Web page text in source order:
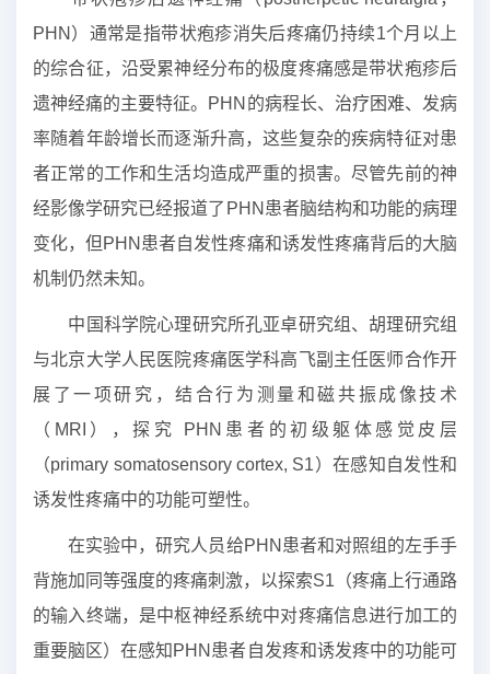
PHN）通常是指带状疱疹消失后疼痛仍持续1个月以上
的综合征，沿受累神经分布的极度疼痛感是带状疱疹后
遗神经痛的主要特征。PHN的病程长、治疗困难、发病
率随着年龄增长而逐渐升高，这些复杂的疾病特征对患
者正常的工作和生活均造成严重的损害。尽管先前的神
经影像学研究已经报道了PHN患者脑结构和功能的病理
变化，但PHN患者自发性疼痛和诱发性疼痛背后的大脑
机制仍然未知。
中国科学院心理研究所孔亚卓研究组、胡理研究组
与北京大学人民医院疼痛医学科高飞副主任医师合作开
展了一项研究，结合行为测量和磁共振成像技术
（MRI），探究 PHN患者的初级躯体感觉皮层
（primary somatosensory cortex, S1）在感知自发性和
诱发性疼痛中的功能可塑性。
在实验中，研究人员给PHN患者和对照组的左手手
背施加同等强度的疼痛刺激，以探索S1（疼痛上行通路
的输入终端，是中枢神经系统中对疼痛信息进行加工的
重要脑区）在感知PHN患者自发疼和诱发疼中的功能可